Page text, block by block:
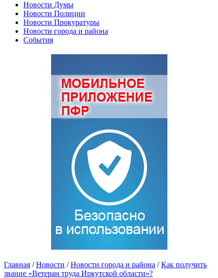
Новости Думы
Новости Полиции
Новости Прокуратуры
Новости города и района
События
Главная / Новости / Новости города и района / Как получить
звание «Ветеран труда Иркутской области»?